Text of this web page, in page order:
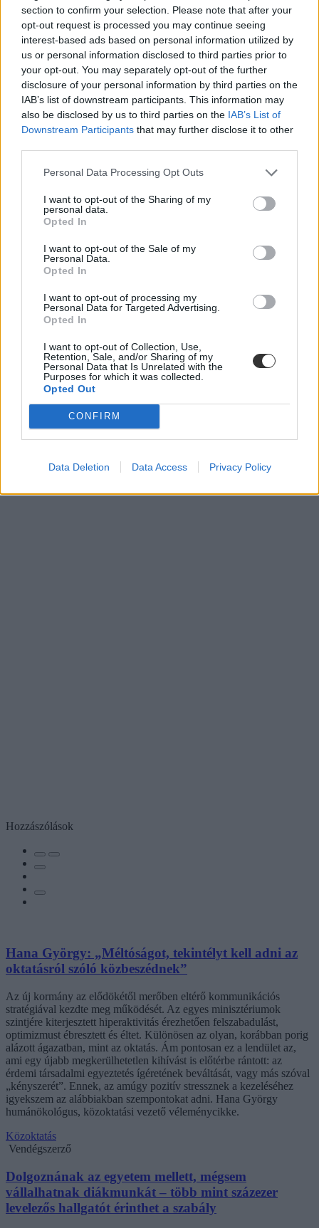
section to confirm your selection. Please note that after your
opt-out request is processed you may continue seeing
interest-based ads based on personal information utilized by
us or personal information disclosed to third parties prior to
your opt-out. You may separately opt-out of the further
disclosure of your personal information by third parties on the
IAB’s list of downstream participants. This information may
also be disclosed by us to third parties on the IAB’s List of
Downstream Participants that may further disclose it to other
Personal Data Processing Opt Outs
I want to opt-out of the Sharing of my
personal data.
Opted In
I want to opt-out of the Sale of my
Personal Data.
Opted In
I want to opt-out of processing my
Personal Data for Targeted Advertising.
Opted In
I want to opt-out of Collection, Use,
Retention, Sale, and/or Sharing of my
Personal Data that Is Unrelated with the
Purposes for which it was collected.
Opted Out
CONFIRM
Data Deletion Data Access Privacy Policy
érettségi 2024
Hozzászólások
Hana György: „Méltóságot, tekintélyt kell adni az
oktatásról szóló közbeszédnek”
Az új kormány az elődökétől merőben eltérő kommunikációs
stratégiával kezdte meg működését. Az egyes minisztériumok
szintjére kiterjesztett hiperaktivitás érezhetően felszabadulást,
optimizmust ébresztett és éltet. Különösen az olyan, korábban porig
alázott ágazatban, mint az oktatás. Ám pontosan ez a lendület az,
ami egy újabb megkerülhetetlen kihívást is előtérbe rántott: az
érdemi társadalmi egyeztetés ígéretének beváltását, vagy más szóval
„kényszerét”. Ennek, az amúgy pozitív stressznek a kezeléséhez
igyekszem az alábbiakban szempontokat adni. Hana György
humánökológus, közoktatási vezető véleménycikke.
Közoktatás
Vendégszerző
Dolgoznának az egyetem mellett, mégsem
vállalhatnak diákmunkát – több mint százezer
levelezős hallgatót érinthet a szabály